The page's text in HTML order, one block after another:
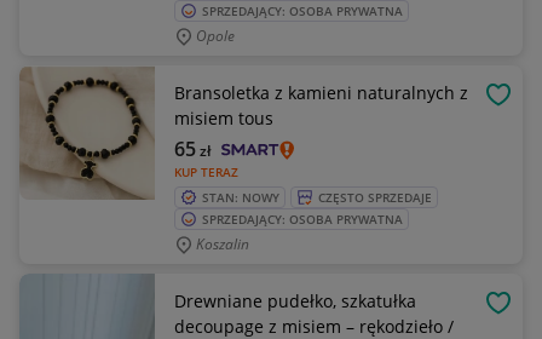
SPRZEDAJĄCY: OSOBA PRYWATNA
Opole
Bransoletka z kamieni naturalnych z
misiem tous
KUP TERAZ
65zł
STAN: NOWY
CZĘSTO SPRZEDAJE
SPRZEDAJĄCY: OSOBA PRYWATNA
Koszalin
Drewniane pudełko, szkatułka
decoupage z misiem – rękodzieło /